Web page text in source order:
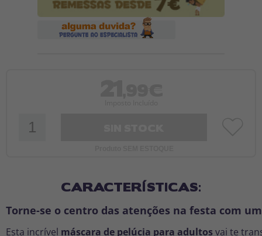
CARACTERÍSTICAS:
Torne-se o centro das atenções na festa com
Esta incrível máscara de pelúcia para adultosvai te